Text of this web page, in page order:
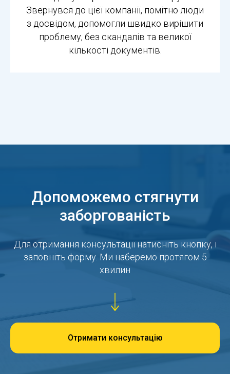
Звернувся до цієї компанії, помітно люди
з досвідом, допомогли швидко вирішити
проблему, без скандалів та великої
кількості документів.
Допоможемо стягнути
заборгованість
Для отримання консультації натисніть кнопку, і
заповніть форму. Ми наберемо протягом 5
хвилин
Отримати консультацію